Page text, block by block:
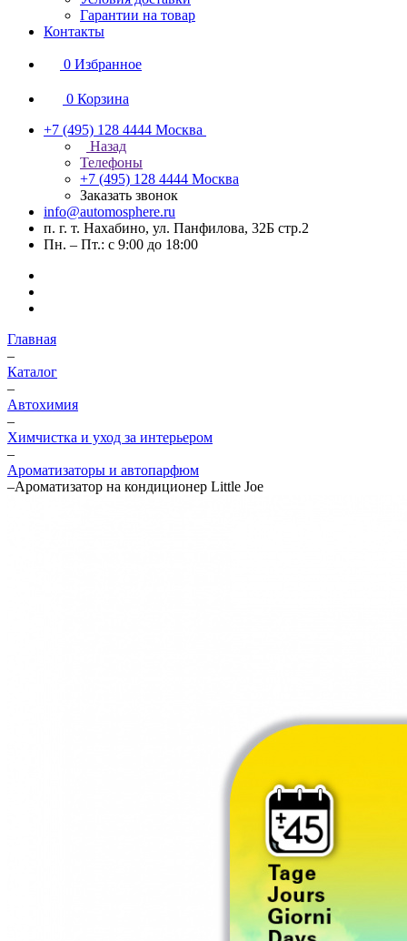
Гарантии на товар
Контакты
0 Избранное
0 Корзина
+7 (495) 128 4444 Москва
Назад
Телефоны
+7 (495) 128 4444 Москва
Заказать звонок
info@automosphere.ru
п. г. т. Нахабино, ул. Панфилова, 32Б стр.2
Пн. – Пт.: с 9:00 до 18:00
Главная
–
Каталог
–
Автохимия
–
Химчистка и уход за интерьером
–
Ароматизаторы и автопарфюм
–Ароматизатор на кондиционер Little Joe